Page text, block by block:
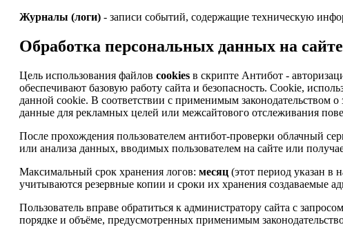
Журналы (логи) - записи событий, содержащие техническую
Обработка персональных данных на
Цель использования файлов cookies в скрипте Антибот -
обеспечивают базовую работу сайта и безопасность. Cookie,
данной cookie. В соответствии с применимым законодательством
данные для рекламных целей или межсайтового отслеживания
После прохождения пользователем антибот-проверки облачный
или анализа данных, вводимых пользователем на сайте или
Максимальный срок хранения логов: месяц (этот период указан в
учитываются резервные копии и сроки их хранения создаваемые
Пользователь вправе обратиться к администратору сайта с
порядке и объёме, предусмотренных применимым